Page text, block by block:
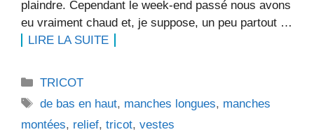
plaindre. Cependant le week-end passé nous avons
eu vraiment chaud et, je suppose, un peu partout …
LIRE LA SUITE
Catégories
TRICOT
Étiquettes
de bas en haut, manches longues, manches
montées, relief, tricot, vestes